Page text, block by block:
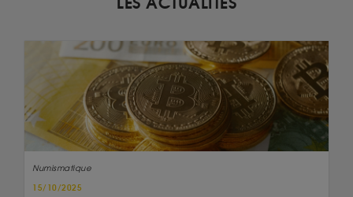
Numismatique
15/10/2025